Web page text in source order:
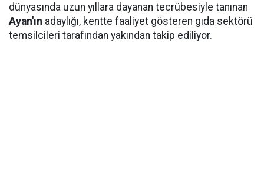
dünyasında uzun yıllara dayanan tecrübesiyle tanınan
Ayan'ın adaylığı, kentte faaliyet gösteren gıda sektörü
temsilcileri tarafından yakından takip ediliyor.